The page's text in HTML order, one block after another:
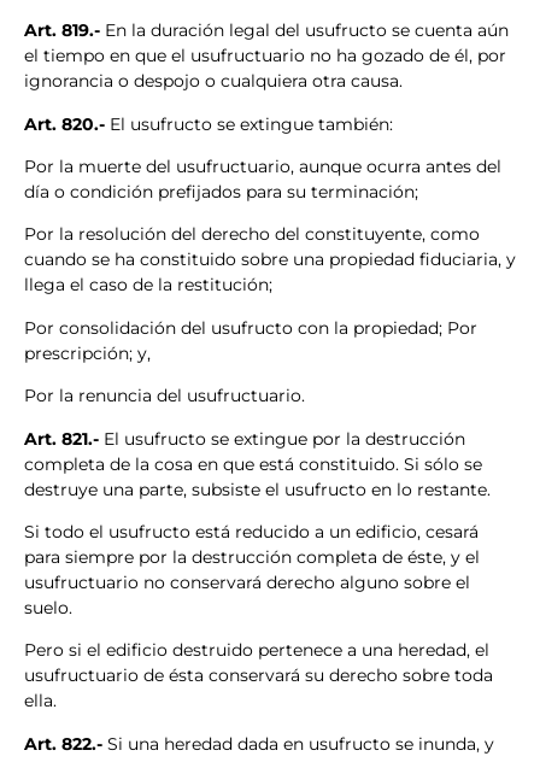
Art. 819.- En la duración legal del usufructo se cuenta aún
el tiempo en que el usufructuario no ha gozado de él, por
ignorancia o despojo o cualquiera otra causa.
Art. 820.- El usufructo se extingue también:
Por la muerte del usufructuario, aunque ocurra antes del
día o condición prefijados para su terminación;
Por la resolución del derecho del constituyente, como
cuando se ha constituido sobre una propiedad fiduciaria, y
llega el caso de la restitución;
Por consolidación del usufructo con la propiedad; Por
prescripción; y,
Por la renuncia del usufructuario.
Art. 821.- El usufructo se extingue por la destrucción
completa de la cosa en que está constituido. Si sólo se
destruye una parte, subsiste el usufructo en lo restante.
Si todo el usufructo está reducido a un edificio, cesará
para siempre por la destrucción completa de éste, y el
usufructuario no conservará derecho alguno sobre el
suelo.
Pero si el edificio destruido pertenece a una heredad, el
usufructuario de ésta conservará su derecho sobre toda
ella.
Art. 822.- Si una heredad dada en usufructo se inunda, y